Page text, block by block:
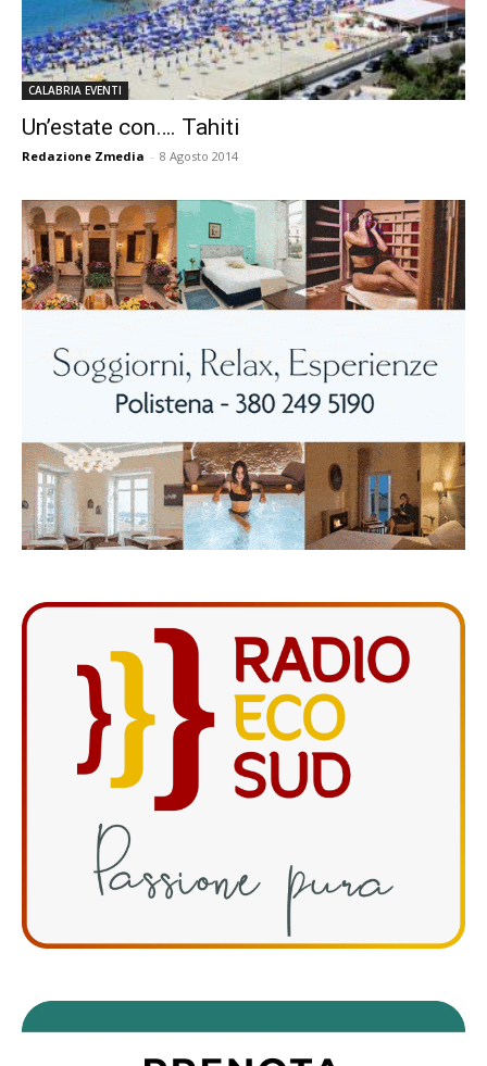
CALABRIA EVENTI
Un’estate con…. Tahiti
Redazione Zmedia - 8 Agosto 2014